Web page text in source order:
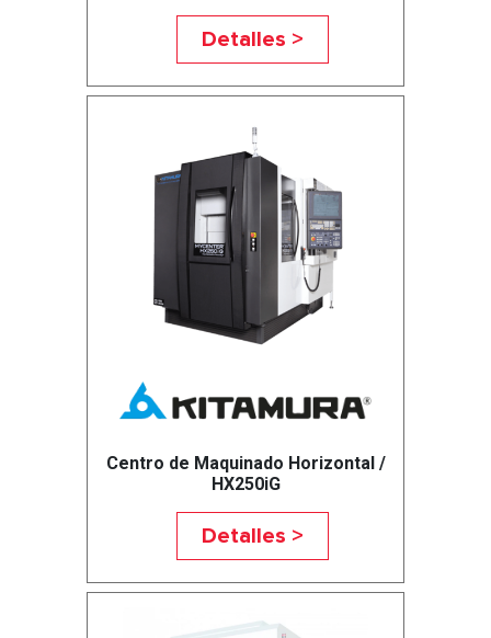
Detalles >
Centro de Maquinado Horizontal /
HX250iG
Detalles >